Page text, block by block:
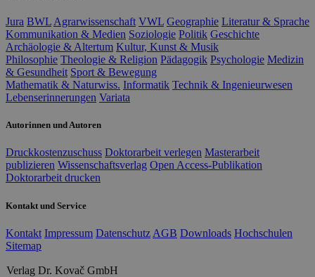
Jura BWL Agrarwissenschaft VWL Geographie Literatur & Sprache
Kommunikation & Medien Soziologie Politik Geschichte
Archäologie & Altertum Kultur, Kunst & Musik
Philosophie Theologie & Religion Pädagogik Psychologie Medizin
& Gesundheit Sport & Bewegung
Mathematik & Naturwiss. Informatik Technik & Ingenieurwesen
Lebenserinnerungen Variata
Autorinnen und Autoren
Druckkostenzuschuss Doktorarbeit verlegen Masterarbeit
publizieren Wissenschaftsverlag Open Access-Publikation
Doktorarbeit drucken
Kontakt und Service
Kontakt Impressum Datenschutz AGB Downloads Hochschulen
Sitemap
Verlag Dr. Kovač GmbH